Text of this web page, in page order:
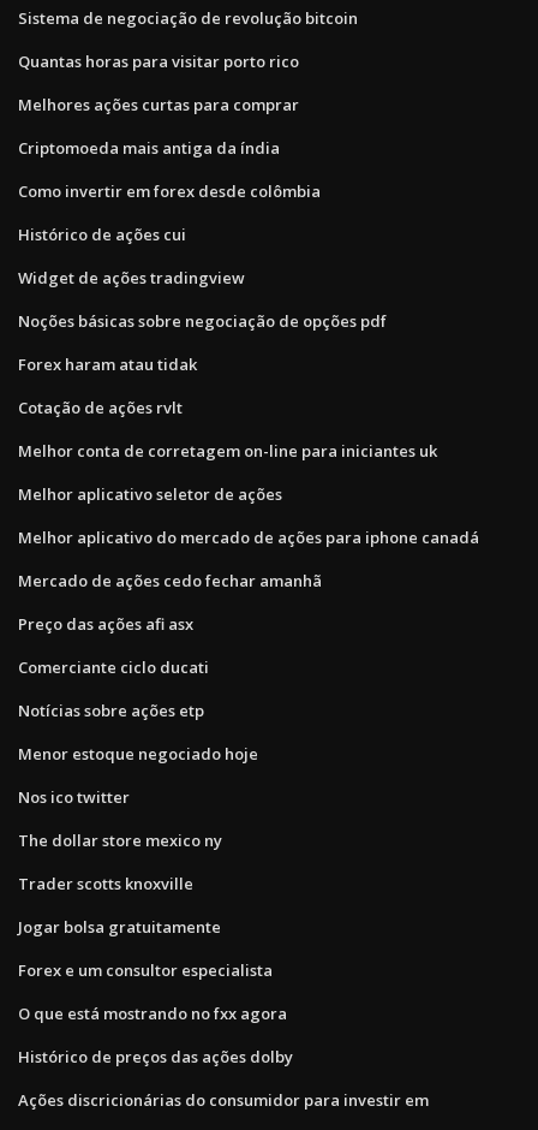
Sistema de negociação de revolução bitcoin
Quantas horas para visitar porto rico
Melhores ações curtas para comprar
Criptomoeda mais antiga da índia
Como invertir em forex desde colômbia
Histórico de ações cui
Widget de ações tradingview
Noções básicas sobre negociação de opções pdf
Forex haram atau tidak
Cotação de ações rvlt
Melhor conta de corretagem on-line para iniciantes uk
Melhor aplicativo seletor de ações
Melhor aplicativo do mercado de ações para iphone canadá
Mercado de ações cedo fechar amanhã
Preço das ações afi asx
Comerciante ciclo ducati
Notícias sobre ações etp
Menor estoque negociado hoje
Nos ico twitter
The dollar store mexico ny
Trader scotts knoxville
Jogar bolsa gratuitamente
Forex e um consultor especialista
O que está mostrando no fxx agora
Histórico de preços das ações dolby
Ações discricionárias do consumidor para investir em